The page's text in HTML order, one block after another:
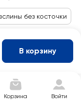
без косточки
В корзину
Корзина Войти